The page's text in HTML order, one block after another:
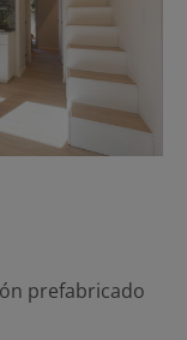
prefabricado